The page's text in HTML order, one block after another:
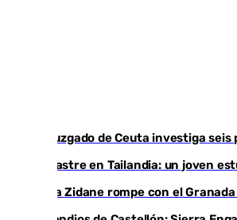
Un juzgado de Ceuta investiga
Desastre en Tailandia: un joven
Luca Zidane rompe con el